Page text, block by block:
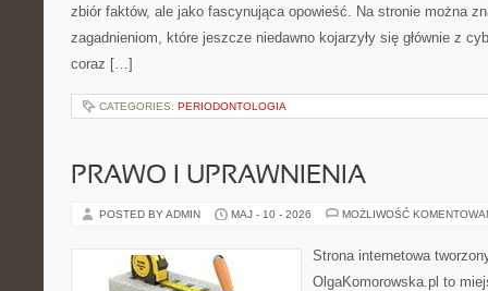
zbiór faktów, ale jako fascynująca opowieść. Na stronie można
zagadnieniom, które jeszcze niedawno kojarzyły się głównie z
coraz […]
CATEGORIES: PERIODONTOLOGIA
PRAWO I UPRAWNIENIA
POSTED BY ADMIN MAJ - 10 - 2026 MOŻLIWOŚĆ
Strona internetowa
OlgaKomorowska.pl to